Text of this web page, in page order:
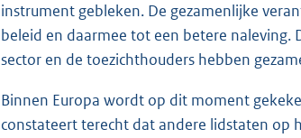
instrument gebleken. De gezamenlijke
beleid en daarmee tot een betere
sector en de toezichthouders hebben
Binnen Europa wordt op dit moment
constateert terecht dat andere lidstaten op